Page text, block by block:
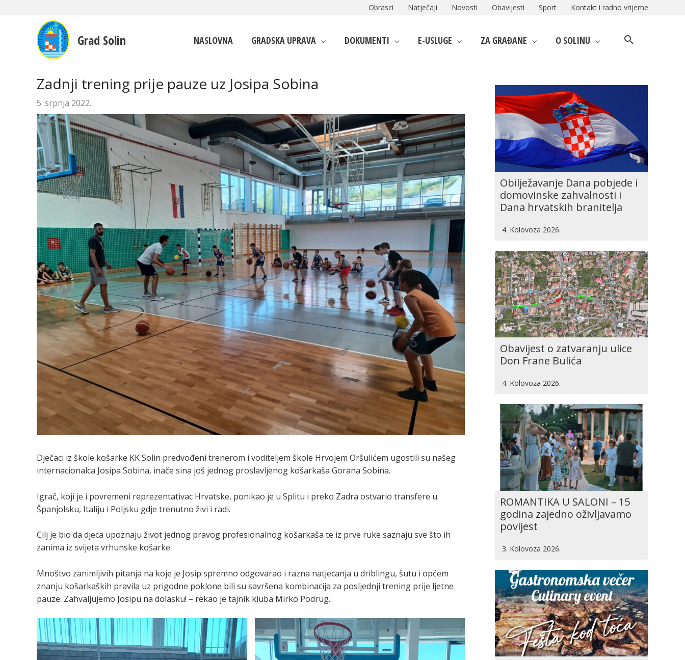
Obrasci Natječaji Novosti Obavijesti Sport Kontakt i radno vrijeme
Grad Solin NASLOVNA GRADSKA UPRAVA DOKUMENTI E-USLUGE ZA GRAĐANE O SOLINU
Zadnji trening prije pauze uz Josipa Sobina
5. srpnja 2022.
Dječaci iz škole košarke KK Solin predvođeni trenerom i voditeljem škole Hrvojem Oršulićem ugostili su našeg
internacionalca Josipa Sobina, inače sina još jednog proslavljenog košarkaša Gorana Sobina.
Igrač, koji je i povremeni reprezentativac Hrvatske, ponikao je u Splitu i preko Zadra ostvario transfere u
Španjolsku, Italiju i Poljsku gdje trenutno živi i radi.
Cilj je bio da djeca upoznaju život jednog pravog profesionalnog košarkaša te iz prve ruke saznaju sve što ih
zanima iz svijeta vrhunske košarke.
Mnoštvo zanimljivih pitanja na koje je Josip spremno odgovarao i razna natjecanja u driblingu, šutu i općem
znanju košarkaških pravila uz prigodne poklone bili su savršena kombinacija za posljednji trening prije ljetne
pauze. Zahvaljujemo Josipu na dolasku! – rekao je tajnik kluba Mirko Podrug.
Obilježavanje Dana pobjede i
domovinske zahvalnosti i
Dana hrvatskih branitelja
4. Kolovoza 2026.
Obavijest o zatvaranju ulice
Don Frane Bulića
4. Kolovoza 2026.
ROMANTIKA U SALONI – 15
godina zajedno oživljavamo
povijest
3. Kolovoza 2026.